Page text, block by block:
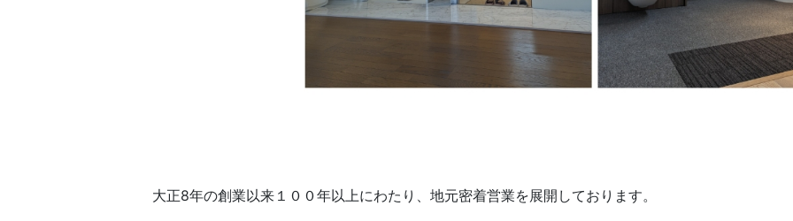
大正8年の創業以来１００年以上にわたり、地元密着営業を展開しております。